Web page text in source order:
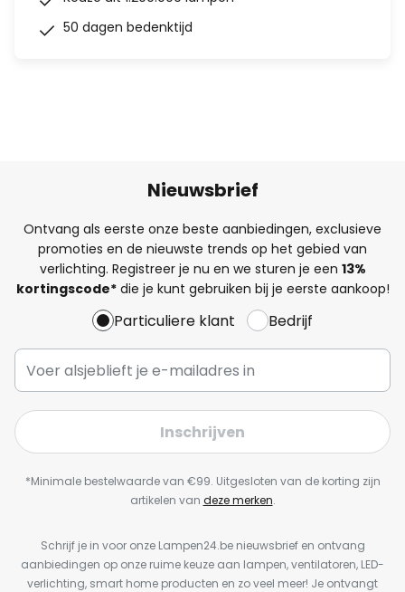
50 dagen bedenktijd
Nieuwsbrief
Ontvang als eerste onze beste aanbiedingen, exclusieve
promoties en de nieuwste trends op het gebied van
verlichting. Registreer je nu en we sturen je een 13%
kortingscode*die je kunt gebruiken bij je eerste aankoop!
Particuliere klant Bedrijf
Inschrijven
*Minimale bestelwaarde van €99. Uitgesloten van de korting zijn
artikelen van deze merken.
Schrijf je in voor onze Lampen24.be nieuwsbrief en ontvang
aanbiedingen op onze ruime keuze aan lampen, ventilatoren, LED-
verlichting, smart home producten en zo veel meer! Je ontvangt